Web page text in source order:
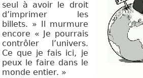
seul à avoir le droit
d’imprimer les
billets. » Il murmure
encore « Je pourrais
contrôler l’univers.
Ce que je fais ici, je
peux le faire dans le
monde entier. »